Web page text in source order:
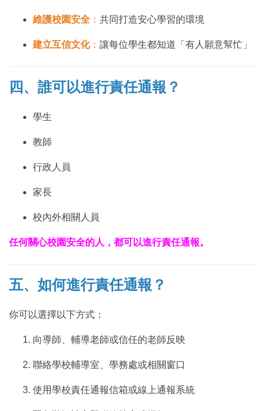
維護校園安全 ： 共同打造安心學習的環境
建立互信文化： 讓每位學生都知道「有人願意幫忙」
四、誰可以進行責任通報？
學生
教師
行政人員
家長
校內外相關人員
任何關心校園安全的人，都可以進行責任通報。
五、如何進行責任通報？
你可以選擇以下方式：
向導師、輔導老師或信任的老師反映
聯絡學校輔導室、學務處或相關窗口
使用學校責任通報信箱或線上通報系統